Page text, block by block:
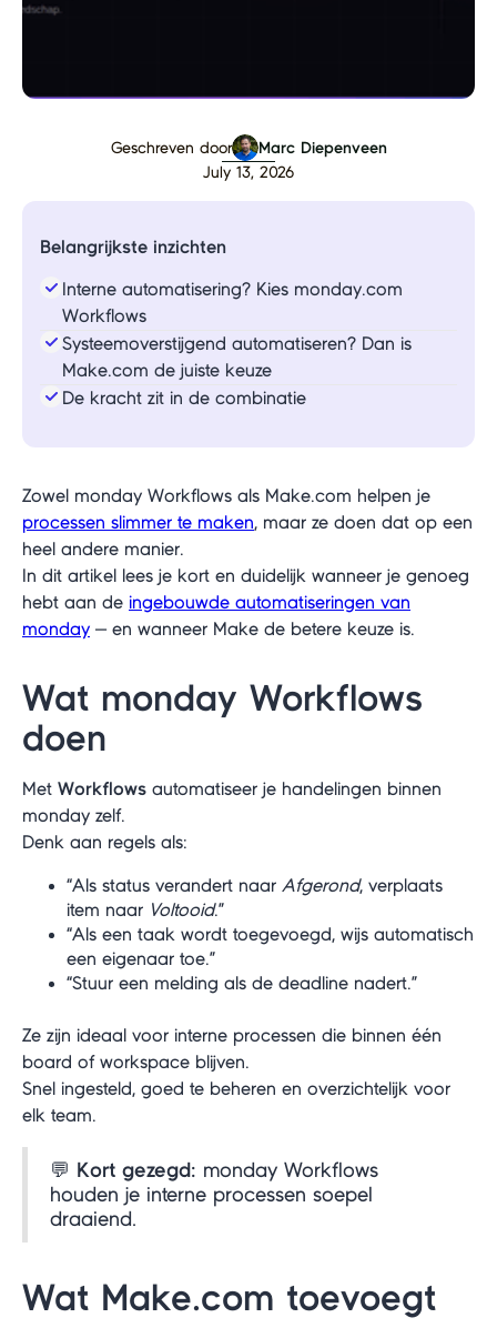
Geschreven door
Marc Diepenveen
July 13, 2026
Belangrijkste inzichten
Interne automatisering? Kies monday.com
Workflows
Systeemoverstijgend automatiseren? Dan is
Make.com de juiste keuze
De kracht zit in de combinatie
Zowel monday Workflows als Make.com helpen je
processen slimmer te maken, maar ze doen dat op een
heel andere manier.
In dit artikel lees je kort en duidelijk wanneer je genoeg
hebt aan de ingebouwde automatiseringen van
monday — en wanneer Make de betere keuze is.
Wat monday Workflows
doen
Met Workflows automatiseer je handelingen binnen
monday zelf.
Denk aan regels als:
“Als status verandert naar Afgerond, verplaats
item naar Voltooid.”
“Als een taak wordt toegevoegd, wijs automatisch
een eigenaar toe.”
“Stuur een melding als de deadline nadert.”
Ze zijn ideaal voor interne processen die binnen één
board of workspace blijven.
Snel ingesteld, goed te beheren en overzichtelijk voor
elk team.
💬 Kort gezegd: monday Workflows
houden je interne processen soepel
draaiend.
Wat Make.com toevoegt